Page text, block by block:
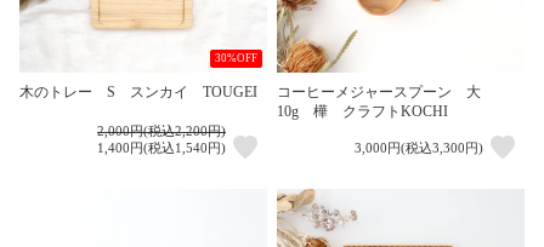
30%OFF
木のトレー S スンカイ TOUGEI
2,000円(税込2,200円)
1,400円(税込1,540円)
コーヒーメジャースプーン 大
10g 樺 クラフトKOCHI
3,000円(税込3,300円)